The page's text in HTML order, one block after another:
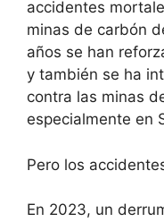
accidentes
minas de carbón
años se han
y también se ha
contra las minas
especialmente en
Pero los
En 2023, un